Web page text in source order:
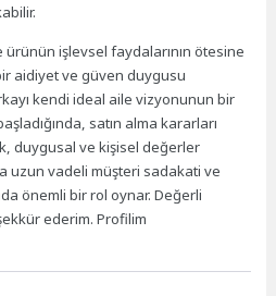
işlevsel faydalarının ötesine
aidiyet ve güven duygusu
kendi ideal aile vizyonunun bir
satın alma kararları
duygusal ve kişisel değerler
uzun vadeli müşteri sadakati ve
önemli bir rol oynar. Değerli
ederim. Profilim